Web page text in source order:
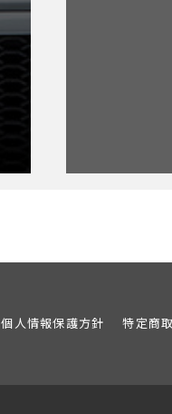
個人情報保護方針 特定商